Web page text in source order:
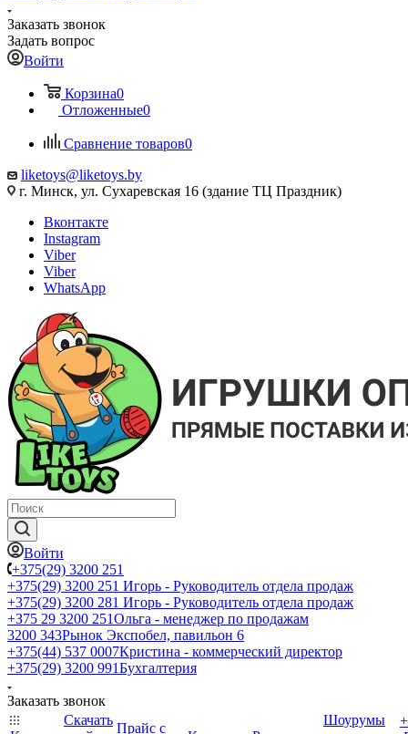
Заказать звонок
Задать вопрос
Войти
Корзина0
Отложенные0
Сравнение товаров0
liketoys@liketoys.by
г. Минск, ул. Сухаревская 16 (здание ТЦ Праздник)
Вконтакте
Instagram
Viber
Viber
WhatsApp
Войти
+375(29) 3200 251
+375(29) 3200 251 Игорь - Руководитель отдела продаж
+375(29) 3200 281 Игорь - Руководитель отдела продаж
+З75 29 3200 251Ольга - менеджер по продажам
3200 343Рынок Экспобел, павильон 6
+375(44) 537 0007Кристина - коммерческий директор
+375(29) 3200 991Бухгалтерия
Заказать звонок
Скачать
Прайс с
Шоурумы
+